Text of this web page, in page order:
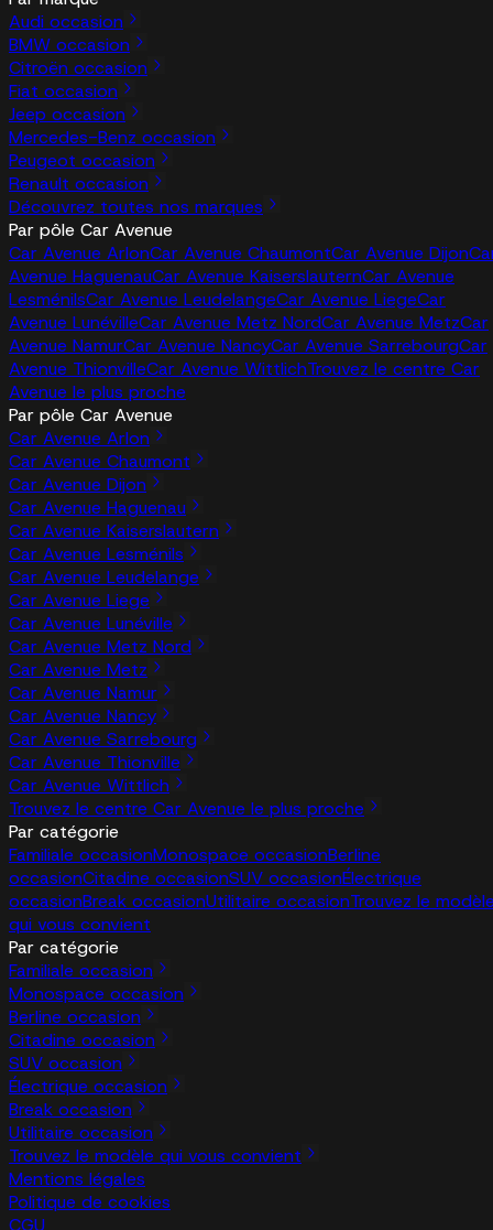
Audi occasion
BMW occasion
Citroën occasion
Fiat occasion
Jeep occasion
Mercedes-Benz occasion
Peugeot occasion
Renault occasion
Découvrez toutes nos marques
Par pôle Car Avenue
Car Avenue ArlonCar Avenue ChaumontCar Avenue Dijon
Avenue HaguenauCar Avenue KaiserslauternCar Avenue
LesménilsCar Avenue LeudelangeCar Avenue LiegeCar
Avenue LunévilleCar Avenue Metz NordCar Avenue MetzCar
Avenue NamurCar Avenue NancyCar Avenue SarrebourgCar
Avenue ThionvilleCar Avenue WittlichTrouvez le centre Car
Avenue le plus proche
Par pôle Car Avenue
Car Avenue Arlon
Car Avenue Chaumont
Car Avenue Dijon
Car Avenue Haguenau
Car Avenue Kaiserslautern
Car Avenue Lesménils
Car Avenue Leudelange
Car Avenue Liege
Car Avenue Lunéville
Car Avenue Metz Nord
Car Avenue Metz
Car Avenue Namur
Car Avenue Nancy
Car Avenue Sarrebourg
Car Avenue Thionville
Car Avenue Wittlich
Trouvez le centre Car Avenue le plus proche
Par catégorie
Familiale occasionMonospace occasionBerline
occasionCitadine occasionSUV occasionÉlectrique
occasionBreak occasionUtilitaire occasionTrouvez le
qui vous convient
Par catégorie
Familiale occasion
Monospace occasion
Berline occasion
Citadine occasion
SUV occasion
Électrique occasion
Break occasion
Utilitaire occasion
Trouvez le modèle qui vous convient
Mentions légales
Politique de cookies
CGU